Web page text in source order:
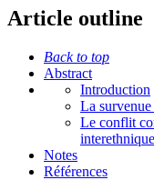
Article outline
Back to top
Abstract
Introduction
La
Le conflit
Notes
Références